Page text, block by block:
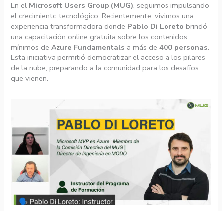
En el Microsoft Users Group (MUG), seguimos impulsando
el crecimiento tecnológico. Recientemente, vivimos una
experiencia transformadora donde Pablo Di Loreto brindó
una capacitación online gratuita sobre los contenidos
mínimos deAzure Fundamentals a más de400 personas.
Esta iniciativa permitió democratizar el acceso a los pilares
de la nube, preparando a la comunidad para los desafíos
que vienen.